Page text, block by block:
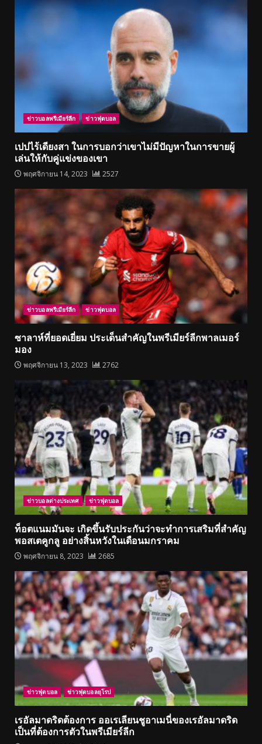
ข่าวบอลพรีเมียร์ลีก ข่าวฟุตบอล
เปปไร้เดียงสา ในการบอกว่าเขาไม่มีปัญหาในการขายผู้
เล่นให้กับคู่แข่งของเขา
พฤศจิกายน 14, 2023 2527
ข่าวบอลพรีเมียร์ลีก ข่าวฟุตบอล
ซาลาห์ที่ยอดเยี่ยม ประเด็นสำคัญในพรีเมียร์ลีกพาลเมอร์
มอง
พฤศจิกายน 13, 2023 2762
ข่าวบอลต่างประเทศ ข่าวฟุตบอล
ท็อตแนมมันจะ เกิดขึ้นรับประกันว่าจะทำการเสริมที่สำคัญ
พอสเตคูกลู อย่างสิ้นหวังในเดือนมกราคม
พฤศจิกายน 8, 2023 2685
ข่าวฟุตบอล ข่าวฟุตบอลยุโรป
เรอัลมาดริดต้องการ ออเรเลียนชูอาเมนี่ของเรอัลมาดริด
เป็นที่ต้องการตัวในพรีเมียร์ลีก